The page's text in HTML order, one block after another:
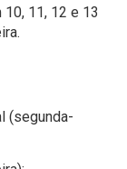
11, 12 e 13
(segunda-